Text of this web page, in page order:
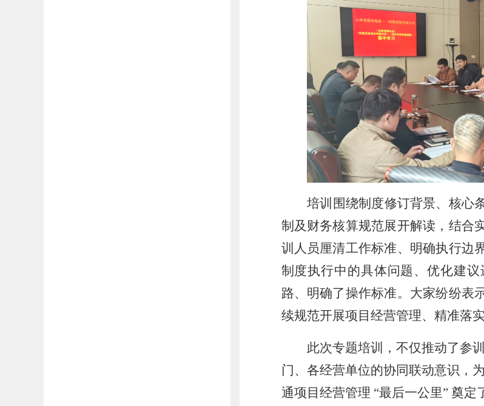
培训围绕制度修订背景、核心
制及财务核算规范展开解读，结合
训人员厘清工作标准、明确执行边
制度执行中的具体问题、优化建
路、明确了操作标准。大家纷纷表
续规范开展项目经营管理、精准落
此次专题培训，不仅推动了参
门、各经营单位的协同联动意识，
通项目经营管理 “最后一公里” 奠定